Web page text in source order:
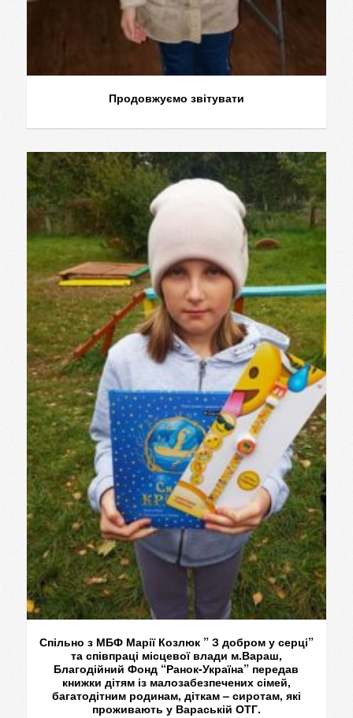
Продовжуємо звітувати
Спільно з МБФ Марії Козлюк ” З добром у серці”
та співпраці місцевої влади м.Вараш,
Благодійний Фонд “Ранок-Україна” передав
книжки дітям із малозабезпечених сімей,
багатодітним родинам, діткам – сиротам, які
проживають у Вараській ОТГ.